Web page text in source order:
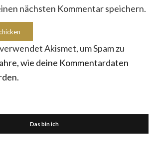
nächsten Kommentar speichern.
Akismet, um Spam zu
wie deine Kommentardaten
Das bin ich